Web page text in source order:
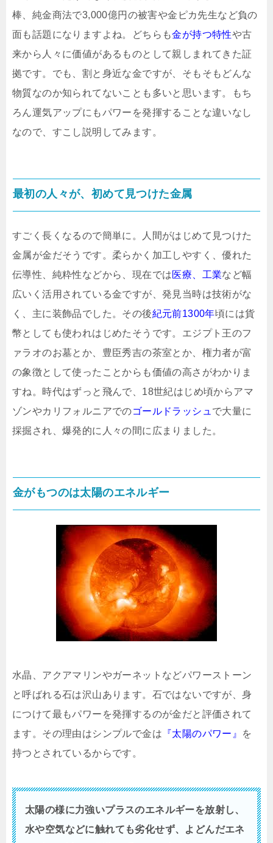
棒、純金商法で3,000億円の被害や金ピカ先生など負の
面も話題になりますよね。どちらも金が持つ特性や古
来から人々に価値があるものとして親しまれてきた証
拠です。でも、割と身近な金ですが、そもそもどんな
物質なのか知られてないことも多いと思います。もち
ろん運気アップにもパワーを発揮することな違いなし
なので、すこし説明してみます。
最初の人々が、初めて見つけた金属
すごく長くなるので簡単に。人間がはじめて見つけた
金属が金だそうです。柔らかく加工しやすく、優れた
伝導性、純粋性などから、現在では医療、工業など幅
広いく活用されている金ですが、発見当時は技術がな
く、主に装飾品でした。その後紀元前1300年頃には貨
幣としても使われはじめたそうです。エジプト王のフ
ァラオのお墓とか、豊臣秀吉の茶室とか、権力者が富
の象徴として使ったことからも価値の高さがわかりま
すね。時代はずっと飛んで、18世紀はじめ頃からアマ
ゾンやカリフォルニアでのゴールドラッシュ で大量に
採掘され、爆発的に人々の間に広まりました。
金がもつのは太陽のエネルギー
水晶、アクアマリンやガーネットなどパワーストーン
と呼ばれる石は沢山あります。石ではないですが、身
につけて最もパワーを発揮するのが金だと評価されて
ます。その理由はシンプルで金は 『太陽のパワー』
を
持つとされているからです。
太陽の様に力強いプラスのエネルギーを放射し、
水や空気などに触れても劣化せず、よどんだエネ